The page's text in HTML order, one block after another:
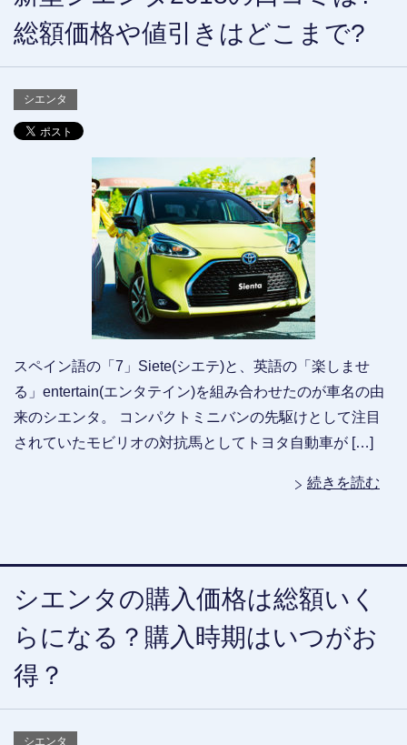
総額価格や値引きはどこまで?
シエンタ
スペイン語の「7」Siete(シエテ)と、英語の「楽しませ
る」entertain(エンタテイン)を組み合わせたのが車名の由
来のシエンタ。 コンパクトミニバンの先駆けとして注目
されていたモビリオの対抗馬としてトヨタ自動車が […]
続きを読む
シエンタの購入価格は総額いく
らになる？購入時期はいつがお
得？
シエンタ